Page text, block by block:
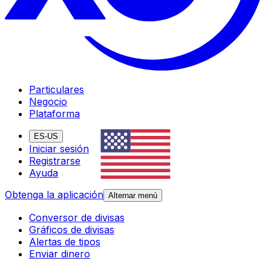
Particulares
Negocio
Plataforma
ES-US
Iniciar sesión
Registrarse
Ayuda
Obtenga la aplicación Alternar menú
Conversor de divisas
Gráficos de divisas
Alertas de tipos
Enviar dinero